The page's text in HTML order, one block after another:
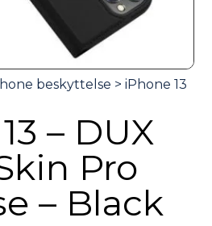
– DUX
Pro
– Black